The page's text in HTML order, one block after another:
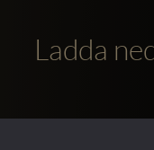
Ladda